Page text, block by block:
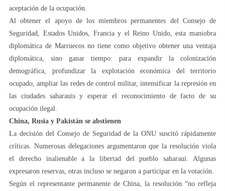
aceptación de la ocupación.
Al obtener el apoyo de los miembros permanentes del Consejo de
Seguridad, Estados Unidos, Francia y el Reino Unido, esta maniobra
diplomática de Marruecos no tiene como objetivo obtener una ventaja
diplomática, sino ganar tiempo: para expandir la colonización
demográfica, profundizar la explotación económica del territorio
ocupado, ampliar las redes de control militar, intensificar la represión en
las ciudades saharauis y esperar el reconocimiento de facto de su
ocupación ilegal.
China, Rusia y Pakistán se abstienen
La decisión del Consejo de Seguridad de la ONU suscitó rápidamente
críticas. Numerosas delegaciones argumentaron que la resolución viola
el derecho inalienable a la libertad del pueblo saharaui. Algunas
expresaron reservas, otras incluso se negaron a participar en la votación.
Según el representante permanente de China, la resolución “no refleja